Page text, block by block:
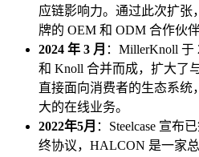
应链影响力。通过此次扩张
牌的 OEM 和 ODM 合作伙伴
2024 年 3 月 ：MillerKnoll 于
和 Knoll 合并而成，扩大了
直接面向消费者的生态系统
大的在线业务。
2022年5月 ：Steelcase 宣布
终协议，HALCON 是一家